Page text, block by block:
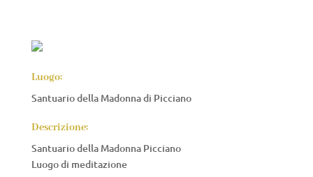
Luogo:
Santuario della Madonna di Picciano
Descrizione:
Santuario della Madonna Picciano
Luogo di meditazione